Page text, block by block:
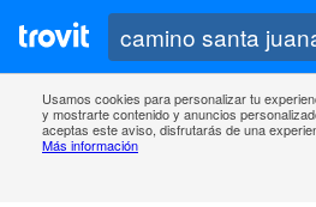
Usamos cookies para personalizar tu
y mostrarte contenido y anuncios
aceptas este aviso, disfrutarás de una
Más información